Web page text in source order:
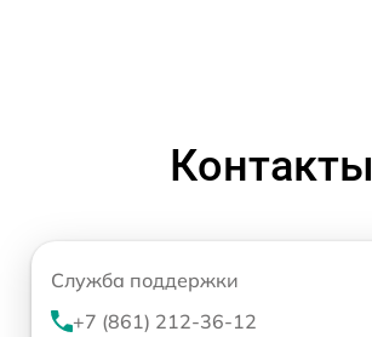
Контакты
Служба поддержки
+7 (861) 212-36-12